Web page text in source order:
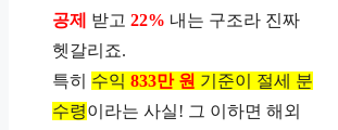
공제
받고 22% 내는 구조라 진짜
헷갈리죠.
특히 수익 833만 원 기준이 절세 분
수령이라는 사실! 그 이하면 해외